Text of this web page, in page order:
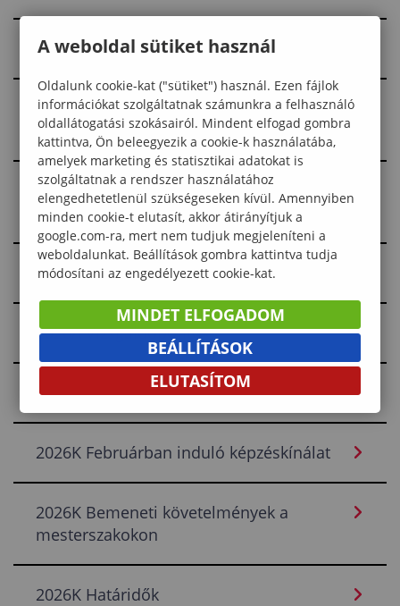
2026A Általános Felvételi Eljárás
2026A Szeptemberben induló
képzéskínálat
2026A Bemeneti követelmények a
mesterszakokon
2026A Határidők
2026A Vizsgaidőpontok
2026K Keresztféléves Felvételi Eljárás
2026K Februárban induló képzéskínálat
2026K Bemeneti követelmények a
mesterszakokon
2026K Határidők
A weboldal sütiket használ
Oldalunk cookie-kat ("sütiket") használ. Ezen fájlok
információkat szolgáltatnak számunkra a felhasználó
oldallátogatási szokásairól. Mindent elfogad gombra
kattintva, Ön beleegyezik a cookie-k használatába,
amelyek marketing és statisztikai adatokat is
szolgáltatnak a rendszer használatához
elengedhetetlenül szükségeseken kívül. Amennyiben
minden cookie-t elutasít, akkor átirányítjuk a
google.com-ra, mert nem tudjuk megjeleníteni a
weboldalunkat. Beállítások gombra kattintva tudja
módosítani az engedélyezett cookie-kat.
MINDET ELFOGADOM
BEÁLLÍTÁSOK
ELUTASÍTOM